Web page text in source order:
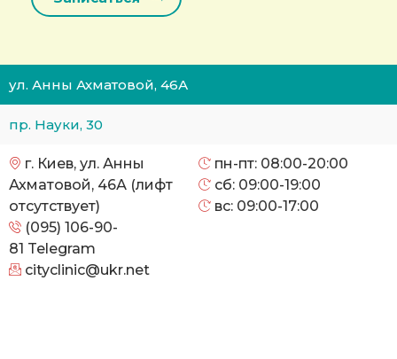
ул. Анны Ахматовой, 46А
г. Киев, ул. Анны
Ахматовой, 46А (лифт
отсутствует)
(095) 106-90-
81 Telegram
cityclinic@ukr.net
пн-пт: 08:00-20:00
сб: 09:00-19:00
вс: 09:00-17:00
пр. Науки, 30